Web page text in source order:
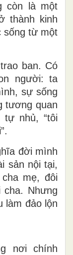
còn là một
thành kinh
sống từ một
ban. Có
người: ta
, sự sống
tương quan
tự nhủ, “tôi
đời mình
sản nội tại,
mẹ, đôi
cha. Nhưng
làm đảo lộn
nơi chính